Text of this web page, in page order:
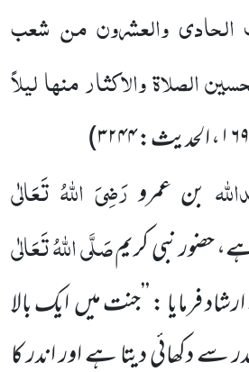
الحادی والعشرون من شعب
الصلاۃ والاکثار منہا لیلاً
، الحدیث:۳۲۴۴)
بن عمرورَضِیَ اللّٰہُ تَعَالٰی
حضور نبی کریمصَلَّی اللّٰہُ تَعَالٰی
فرمایا : ’’جنت میں ایک بالا
سے دکھائی دیتا ہے اور اندر کا